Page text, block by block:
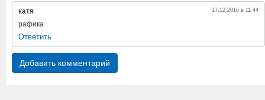
катя 17.12.2016 в 11:44
рафика
Ответить
Добавить комментарий